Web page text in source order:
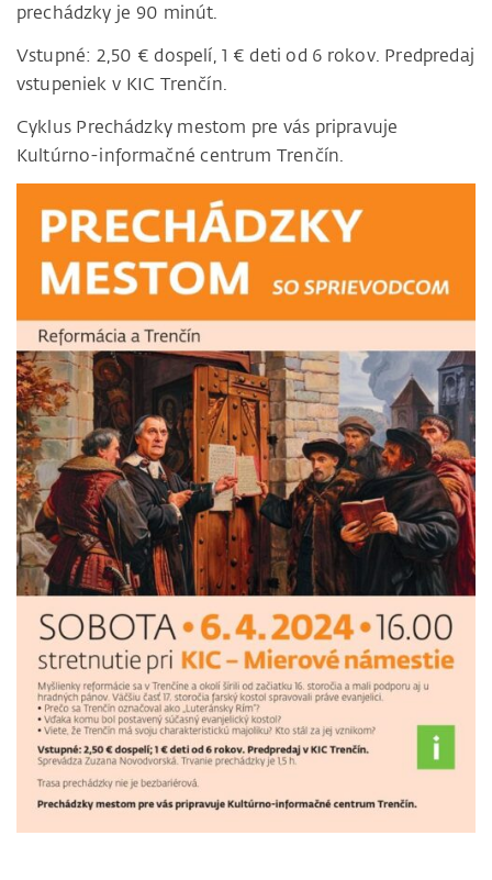
prechádzky je 90 minút.
Vstupné: 2,50 € dospelí, 1 € deti od 6 rokov. Predpredaj
vstupeniek v KIC Trenčín.
Cyklus Prechádzky mestom pre vás pripravuje
Kultúrno-informačné centrum Trenčín.